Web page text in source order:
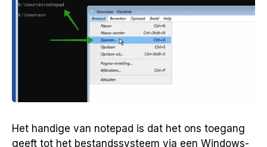
Het handige van notepad is dat het ons toegang
geeft tot het bestandssysteem via een Windows-